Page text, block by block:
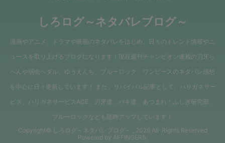
しろログ～ネタバレブログ～
漫画やアニメ、ドラマや映画のネタバレをはじめ、日々のトレンド情報やニ
ュースを取り上げるブログになります！現在週刊チャンピオン連載の刃牙ら
へんや弱虫ペダル、ゆうえんち、ブルーロック、ワンピースのネタバレ感想
を中心に日々更新しています！ また、リバイバル記事として、ハリガネサー
ビス、ハリガネサービスACE、刃牙道、バキ道、あつまれ！ふしぎ研究部、
ブルーロックなども随時アップしています！
Copyright© しろログ～ネタバレブログ～ , 2026 All Rights Reserved
Powered by AFFINGER5